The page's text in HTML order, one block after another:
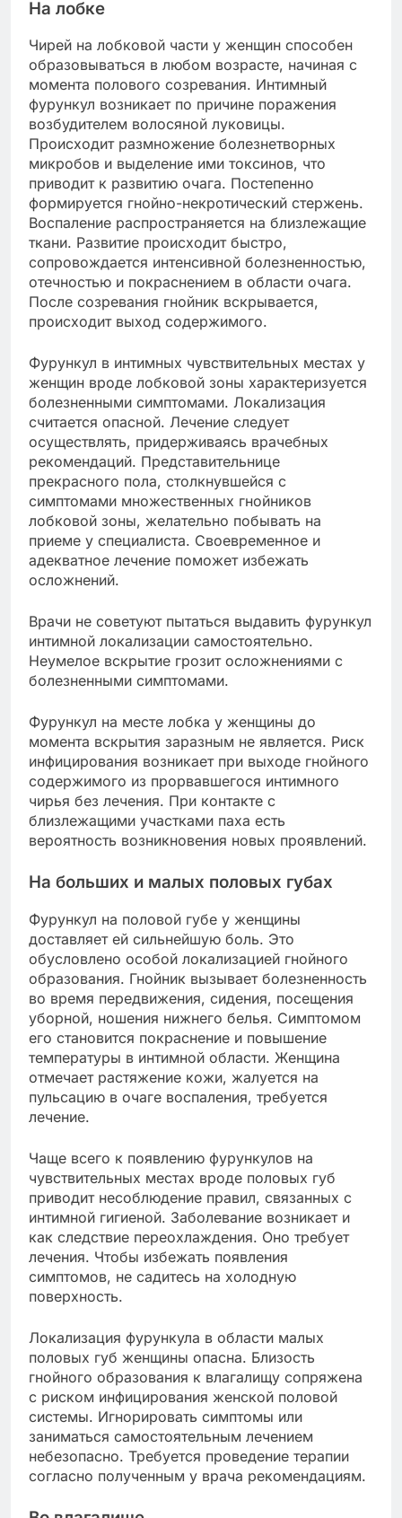
На лобке
Чирей на лобковой части у женщин способен
образовываться в любом возрасте, начиная с
момента полового созревания. Интимный
фурункул возникает по причине поражения
возбудителем волосяной луковицы.
Происходит размножение болезнетворных
микробов и выделение ими токсинов, что
приводит к развитию очага. Постепенно
формируется гнойно-некротический стержень.
Воспаление распространяется на близлежащие
ткани. Развитие происходит быстро,
сопровождается интенсивной болезненностью,
отечностью и покраснением в области очага.
После созревания гнойник вскрывается,
происходит выход содержимого.
Фурункул в интимных чувствительных местах у
женщин вроде лобковой зоны характеризуется
болезненными симптомами. Локализация
считается опасной. Лечение следует
осуществлять, придерживаясь врачебных
рекомендаций. Представительнице
прекрасного пола, столкнувшейся с
симптомами множественных гнойников
лобковой зоны, желательно побывать на
приеме у специалиста. Своевременное и
адекватное лечение поможет избежать
осложнений.
Врачи не советуют пытаться выдавить фурункул
интимной локализации самостоятельно.
Неумелое вскрытие грозит осложнениями с
болезненными симптомами.
Фурункул на месте лобка у женщины до
момента вскрытия заразным не является. Риск
инфицирования возникает при выходе гнойного
содержимого из прорвавшегося интимного
чирья без лечения. При контакте с
близлежащими участками паха есть
вероятность возникновения новых проявлений.
На больших и малых половых губах
Фурункул на половой губе у женщины
доставляет ей сильнейшую боль. Это
обусловлено особой локализацией гнойного
образования. Гнойник вызывает болезненность
во время передвижения, сидения, посещения
уборной, ношения нижнего белья. Симптомом
его становится покраснение и повышение
температуры в интимной области. Женщина
отмечает растяжение кожи, жалуется на
пульсацию в очаге воспаления, требуется
лечение.
Чаще всего к появлению фурункулов на
чувствительных местах вроде половых губ
приводит несоблюдение правил, связанных с
интимной гигиеной. Заболевание возникает и
как следствие переохлаждения. Оно требует
лечения. Чтобы избежать появления
симптомов, не садитесь на холодную
поверхность.
Локализация фурункула в области малых
половых губ женщины опасна. Близость
гнойного образования к влагалищу сопряжена
с риском инфицирования женской половой
системы. Игнорировать симптомы или
заниматься самостоятельным лечением
небезопасно. Требуется проведение терапии
согласно полученным у врача рекомендациям.